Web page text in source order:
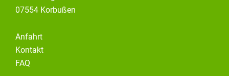
07554 Korbußen
Anfahrt
Kontakt
FAQ